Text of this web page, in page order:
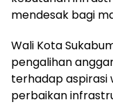
mendesak bagi
Wali Kota
pengalihan
terhadap aspirasi
perbaikan